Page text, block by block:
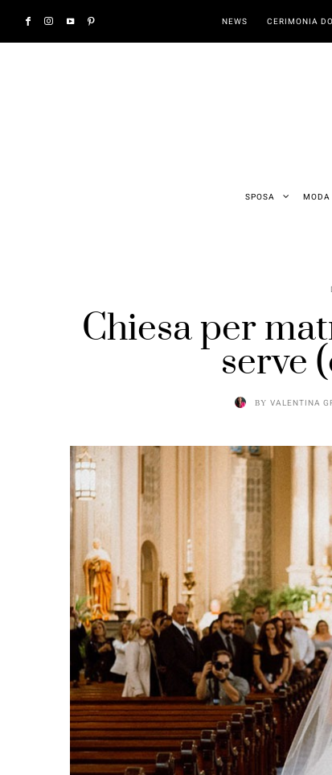
NEWS CERIMONIA
SPOSA MODA
Chiesa per
serve
BYVALENTINA